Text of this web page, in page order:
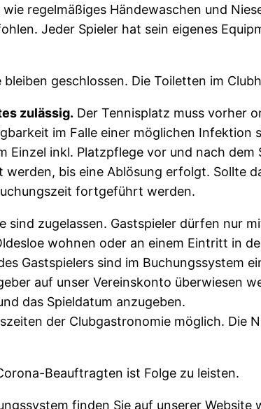
regelmäßiges Händewaschen und
Jeder Spieler hat sein eigenes
geschlossen. Die Toiletten im
zulässig. Der Tennisplatz muss vorher
im Falle einer möglichen Infektion
inkl. Platzpflege vor und nach
bis eine Ablösung erfolgt. Sollte
fortgeführt werden.
zugelassen. Gastspieler dürfen nur
wohnen oder an einem Eintritt in
Gastspielers sind im Buchungssystem
auf unser Vereinskonto überwiesen
das Spieldatum anzugeben.
der Clubgastronomie möglich. Die
Beauftragten ist Folge zu leisten.
finden Sie auf unserer